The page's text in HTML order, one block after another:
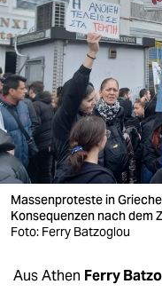
wahrheit
verlag
verlag
veranstaltungen
shop
fragen & hilfe
unterstützen
abo
Massenproteste in
Konsequenzen nach dem
Foto: Ferry Batzoglou
Aus Athen Ferry